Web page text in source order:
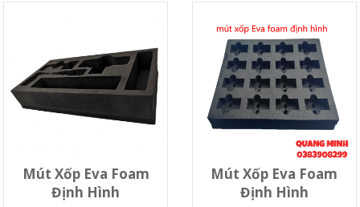
Mút Xốp Eva Foam
Định Hình
Mút Xốp Eva Foam
Định Hình